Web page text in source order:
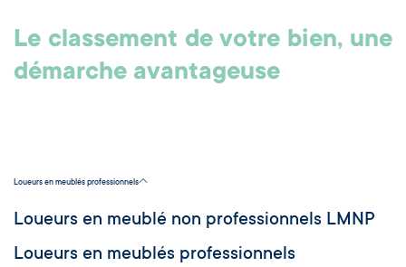
Le classement de votre bien, une
démarche avantageuse
Loueurs en meublés professionnels
Loueurs en meublé non professionnels LMNP
Loueurs en meublés professionnels